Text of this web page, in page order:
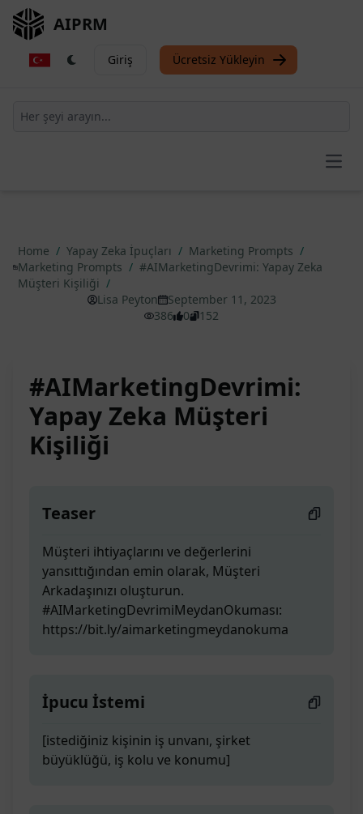
AIPRM
Giriş Ücretsiz Yükleyin
Home / Yapay Zeka İpuçları / Marketing Prompts /
Marketing Prompts / #AIMarketingDevrimi: Yapay Zeka
Müşteri Kişiliği /
Lisa Peyton
September 11, 2023
386
0 152
#AIMarketingDevrimi:
Yapay Zeka Müşteri
Kişiliği
Teaser
Müşteri ihtiyaçlarını ve değerlerini
yansıttığından emin olarak, Müşteri
Arkadaşınızı oluşturun.
#AIMarketingDevrimiMeydanOkuması:
https://bit.ly/aimarketingmeydanokuma
İpucu İstemi
[istediğiniz kişinin iş unvanı, şirket
büyüklüğü, iş kolu ve konumu]